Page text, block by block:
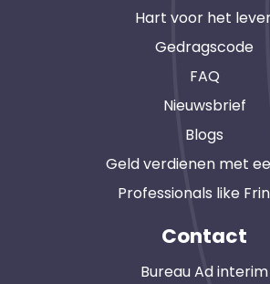
Hart voor het
Gedragscode
FAQ
Nieuwsbrief
Blogs
Geld verdienen met
Professionals like
Contact
Bureau Ad interim